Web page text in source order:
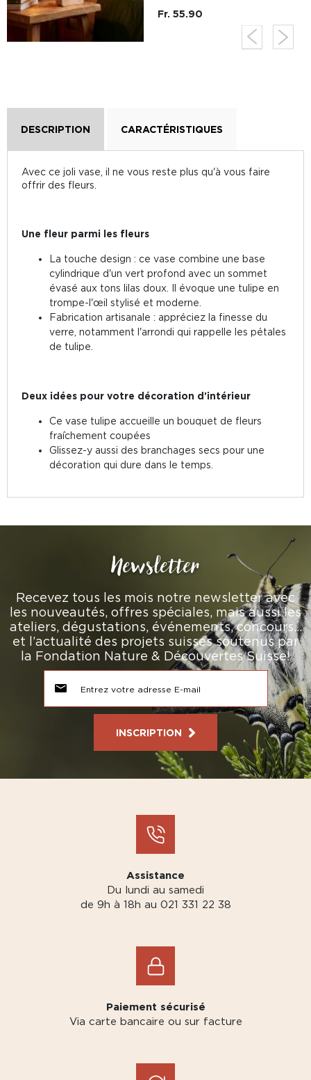
Fr. 55.90
DESCRIPTION CARACTÉRISTIQUES
Avec ce joli vase, il ne vous reste plus qu'à vous faire
offrir des fleurs.
Une fleur parmi les fleurs
La touche design : ce vase combine une base
cylindrique d'un vert profond avec un sommet
évasé aux tons lilas doux. Il évoque une tulipe en
trompe-l'œil stylisé et moderne.
Fabrication artisanale : appréciez la finesse du
verre, notamment l'arrondi qui rappelle les pétales
de tulipe.
Deux idées pour votre décoration d'intérieur
Ce vase tulipe accueille un bouquet de fleurs
fraîchement coupées
Glissez-y aussi des branchages secs pour une
décoration qui dure dans le temps.
Newsletter
Recevez tous les mois notre newsletter avec
les nouveautés, offres spéciales, mais aussi les
ateliers, dégustations, événements, concours…
et l’actualité des projets suisses soutenus par
la Fondation Nature & Découvertes Suisse!
INSCRIPTION
Assistance
Du lundi au samedi
de 9h à 18h au 021 331 22 38
Paiement sécurisé
Via carte bancaire ou sur facture